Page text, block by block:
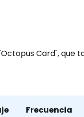
Card", que
Frecuencia